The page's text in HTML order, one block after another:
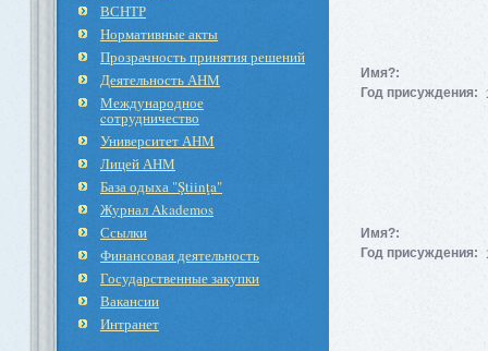
ВСНТР
Нормативные акты
Прозрачность принятия решений
Деятельность АНМ
Международное
cотрудничество
Университет АНМ
Лицей АНМ
База одыха "Ştiinţa"
Журнал Akademos
Ссылки
Финансовая деятельность
Государственные закупки
Вакансии
Интранет
Имя?:
Год присуждения:
Имя?:
Год присуждения: